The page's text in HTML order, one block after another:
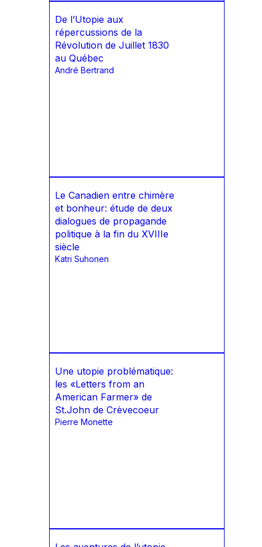
De l’Utopie aux
répercussions de la
Révolution de Juillet 1830
au Québec
André Bertrand
Le Canadien entre chimère
et bonheur: étude de deux
dialogues de propagande
politique à la fin du XVIIIe
siècle
Katri Suhonen
Une utopie problématique:
les «Letters from an
American Farmer» de
St.John de Crèvecoeur
Pierre Monette